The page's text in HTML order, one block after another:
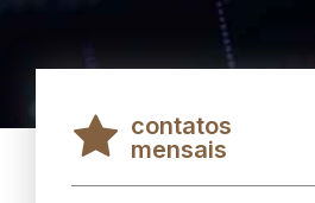
contatos
mensais